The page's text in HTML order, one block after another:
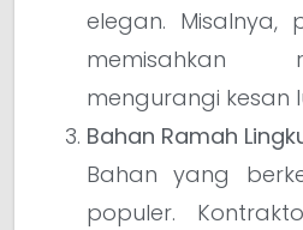
elegan. Misalnya,
mengurangi kesan
Bahan Ramah
Bahan yang
populer.